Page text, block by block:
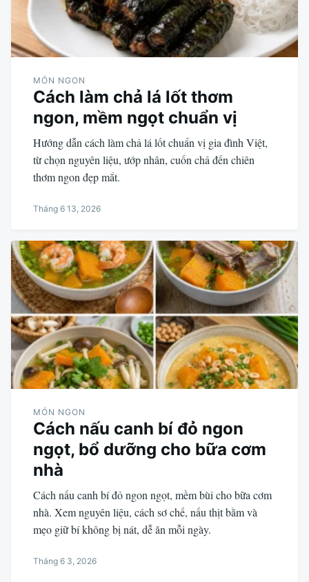
MÓN NGON
Cách làm chả lá lốt thơm
ngon, mềm ngọt chuẩn vị
Hướng dẫn cách làm chả lá lốt chuẩn vị gia đình Việt,
từ chọn nguyên liệu, ướp nhân, cuốn chả đến chiên
thơm ngon đẹp mắt.
Tháng 6 13, 2026
MÓN NGON
Cách nấu canh bí đỏ ngon
ngọt, bổ dưỡng cho bữa cơm
nhà
Cách nấu canh bí đỏ ngon ngọt, mềm bùi cho bữa cơm
nhà. Xem nguyên liệu, cách sơ chế, nấu thịt bằm và
mẹo giữ bí không bị nát, dễ ăn mỗi ngày.
Tháng 6 3, 2026